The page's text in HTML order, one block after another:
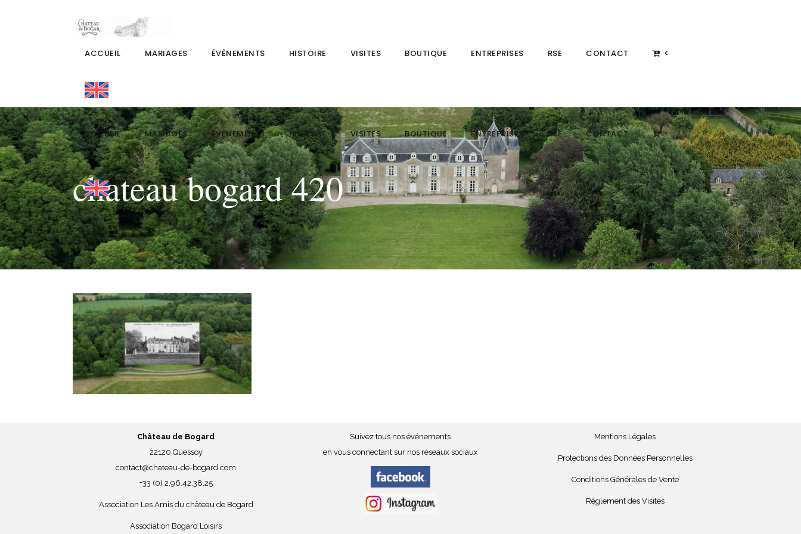
ACCUEIL MARIAGES ÉVÈNEMENTS HISTOIRE VISITES BOUTIQUE ENTREPRISES RSE CONTACT <
ACCUEIL MARIAGES ÉVÈNEMENTS HISTOIRE VISITES BOUTIQUE ENTREPRISES RSE CONTACT <
chateau bogard 420
Château de Bogard
22120 Quessoy
contact@chateau-de-bogard.com
+33 (0) 2.96.42.38.25
Association Les Amis du château de Bogard
Association Bogard Loisirs
Suivez tous nos événements
en vous connectant sur nos réseaux sociaux
Mentions Légales
Protections des Données Personnelles
Conditions Générales de Vente
Règlement des Visites